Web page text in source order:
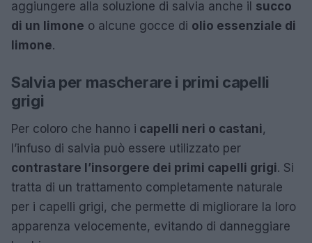
aggiungere alla soluzione di salvia anche il succo
di un limone o alcune gocce di olio essenziale di
limone.
Salvia per mascherare i primi capelli
grigi
Per coloro che hanno i capelli neri o castani,
l’infuso di salvia può essere utilizzato per
contrastare l’insorgere dei primi capelli grigi. Si
tratta di un trattamento completamente naturale
per i capelli grigi, che permette di migliorare la loro
apparenza velocemente, evitando di danneggiare